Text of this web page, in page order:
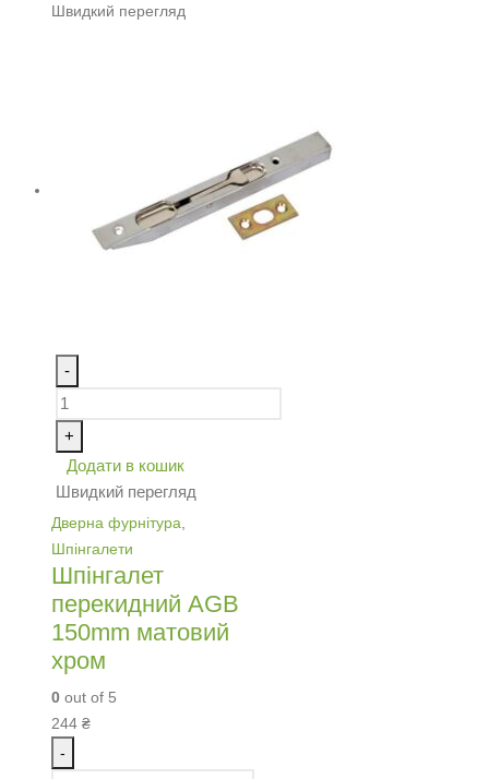
Швидкий перегляд
-
+
Додати в кошик
Швидкий перегляд
Дверна фурнітура
Шпінгалети
Шпінгалет
перекидний AGB
150mm матовий
хром
0 out of 5
244 ₴
-